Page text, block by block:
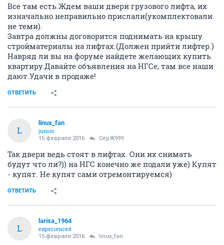
Все там есть.Ждем ваши двери грузового лифта, их
изначально неправильно прислали(укомплектовали
не теми).
Завтра должны договорится поднимать на крышу
стройматериалы на лифтах.(Должен прийти лифтер.)
Навряд ли вы на форуме найдете желающих купить
квартиру.Давайте объявления на НГСе, там все наши
дают.Удачи в продаже!
ОТВЕТИТЬ
L
linux_fan
junior
15 февраля 2016 СерЖ999
Так двери ведь стоят в лифтах. Они их снимать
будут что ли?)) на НГС конечно же подали уже) Купят
- купят. Не купят сами отремонтируемся)
ОТВЕТИТЬ
L
larisa_1964
experienced
15 февраля 2016 linux_fan